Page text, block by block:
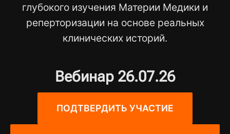
глубокого изучения Материи Медики и
реперторизации на основе реальных
клинических историй.
Вебинар 26.07.26
ПОДТВЕРДИТЬ УЧАСТИЕ